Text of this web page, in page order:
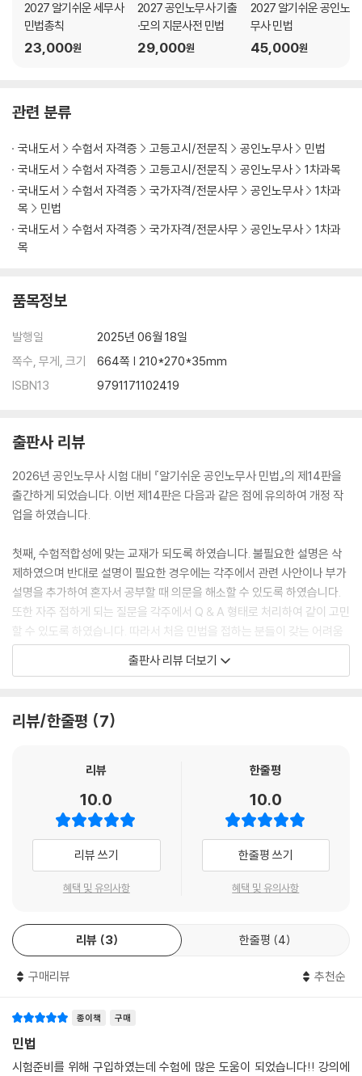
2027 알기쉬운 세무사
민법총칙
23,000원
2027 공인노무사 기출
·모의 지문사전 민법
29,000원
2027 알기쉬운 공인노
무사 민법
45,000원
관련 분류
국내도서 수험서 자격증 고등고시/전문직 공인노무사
민법
국내도서
수험서 자격증 고등고시/전문직 공인노무사
1차과목
국내도서
수험서 자격증 국가자격/전문사무 공인노무사
1차과
목
민법
국내도서
수험서 자격증 국가자격/전문사무 공인노무사
1차과
목
품목정보
발행일
2025년 06월 18일
쪽수, 무게, 크기
664쪽 | 210*270*35mm
ISBN13
9791171102419
출판사 리뷰
2026년 공인노무사 시험 대비 『알기쉬운 공인노무사 민법』의 제14판을
출간하게 되었습니다. 이번 제14판은 다음과 같은 점에 유의하여 개정 작
업을 하였습니다.
첫째, 수험적합성에 맞는 교재가 되도록 하였습니다. 불필요한 설명은 삭
제하였으며 반대로 설명이 필요한 경우에는 각주에서 관련 사안이나 부가
설명을 추가하여 혼자서 공부할 때 의문을 해소할 수 있도록 하였습니다.
또한 자주 접하게 되는 질문을 각주에서 Q & A 형태로 처리하여 같이 고민
할 수 있도록 하였습니다. 따라서 처음 민법을 접하는 분들이 갖는 어려움
이 최대한 해결되리라 기대합니다.
출된 중요 지문을 수록하여 최근의 출제 경향을 확인할 수 있도록 하였습
으며, 각종 시험에서 출제된 최신 판례인 경우에는 해당 기출지문을 함께
수록하여 출제되는 지문을 확인할 수 있도록 하였습니다.
넷째, 개정조문을 반영하였습니다. 법인과 관련하여 제50조(분사무소 설
치의 등기), 제51조(사무소 이전의 등기), 제85조(해산등기) 제52조의2
최근의 민법시험이 단순한 암기보다는 이해를 요구하는 경향을 보이고 있
습니다. 최대한 반복을 통하여 민법을 정리하는 데 도움이 되길 바라며. 끝
으로 본서가 출간될 수 있도록 여러 도움을 주신 남승희 실장님께 감사의
다.
2025. 6.
신 정 운
출판사 리뷰 더보기
리뷰/한줄평 7
리뷰
10.0
리뷰 쓰기
혜택 및 유의사항
한줄평
10.0
한줄평 쓰기
혜택 및 유의사항
리뷰 3 한줄평 4
구매리뷰 추천순
종이책 구매
민법
시험준비를 위해 구입하였는데 수험에 많은 도움이 되었습니다!! 강의에